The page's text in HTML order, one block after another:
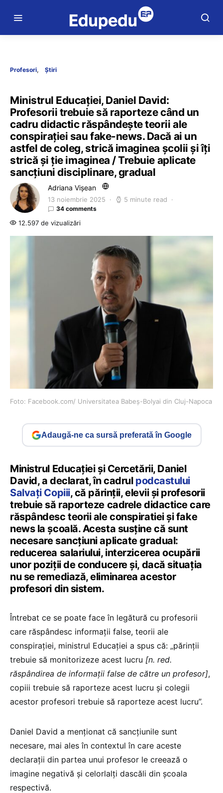
Profesori Știri
Ministrul Educației, Daniel David:
Profesorii trebuie să raporteze când un
cadru didactic răspândește teorii ale
conspirației sau fake-news. Dacă ai un
astfel de coleg, strică imaginea școlii și îți
strică și ție imaginea / Trebuie aplicate
sancțiuni disciplinare, gradual
Adriana Vișean
13 noiembrie 2025 5 minute read
34 comments
12.597 de vizualizări
Foto: Facebook.com/ Universitatea Babeș-Bolyai din Cluj-Napoca
Adaugă-ne ca sursă preferată în Google
Ministrul Educației și Cercetării, Daniel
David, a declarat, în cadrul podcastului
Salvați Copiii, că părinții, elevii și profesorii
trebuie să raporteze cadrele didactice care
răspândesc teorii ale conspiratiei și fake
news la școală. Acesta susține că sunt
necesare sancțiuni aplicate gradual:
reducerea salariului, interzicerea ocupării
unor poziții de conducere și, dacă situația
nu se remediază, eliminarea acestor
profesori din sistem.
Întrebat ce se poate face în legătură cu profesorii
care răspândesc informații false, teorii ale
conspirației, ministrul Educației a spus că: „părinții
trebuie să monitorizeze acest lucru [n. red.
răspândirea de informații false de către un profesor],
copiii trebuie să raporteze acest lucru și colegii
acestor profesori trebuie să raporteze acest lucru”.
Daniel David a menționat că sancțiunile sunt
necesare, mai ales în contextul în care aceste
declarații din partea unui profesor le creează o
imagine negativă și celorlalți dascăli din școala
respectivă.